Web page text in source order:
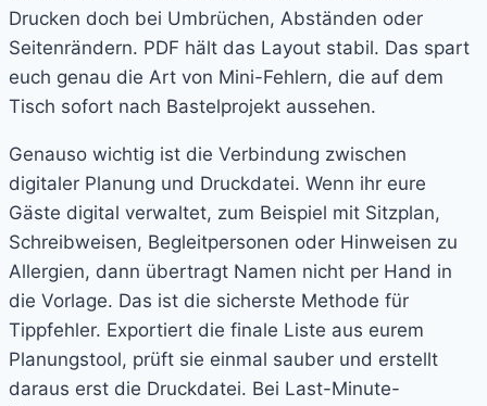
Drucken doch bei Umbrüchen, Abständen oder
Seitenrändern. PDF hält das Layout stabil. Das spart
euch genau die Art von Mini-Fehlern, die auf dem
Tisch sofort nach Bastelprojekt aussehen.
Genauso wichtig ist die Verbindung zwischen
digitaler Planung und Druckdatei. Wenn ihr eure
Gäste digital verwaltet, zum Beispiel mit Sitzplan,
Schreibweisen, Begleitpersonen oder Hinweisen zu
Allergien, dann übertragt Namen nicht per Hand in
die Vorlage. Das ist die sicherste Methode für
Tippfehler. Exportiert die finale Liste aus eurem
Planungstool, prüft sie einmal sauber und erstellt
daraus erst die Druckdatei. Bei Last-Minute-